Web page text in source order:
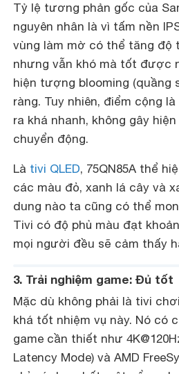
Tỷ lệ tương phản gốc của
nguyên nhân là vì tấm nền
vùng làm mờ có thể tăng độ
nhưng vẫn khó mà tốt được
hiện tượng blooming (quầng
ràng. Tuy nhiên, điểm cộng
ra khá nhanh, không gây
chuyển động.
Là tivi QLED, 75QN85A thể
các màu đỏ, xanh lá cây và
dung nào ta cũng có thể
Tivi có độ phủ màu đạt
mọi người đều sẽ cảm thấy
3. Trải nghiệm game: Đủ tốt
Mặc dù không phải là tivi
khá tốt nhiệm vụ này. Nó có
game cần thiết như
Latency Mode) và AMD